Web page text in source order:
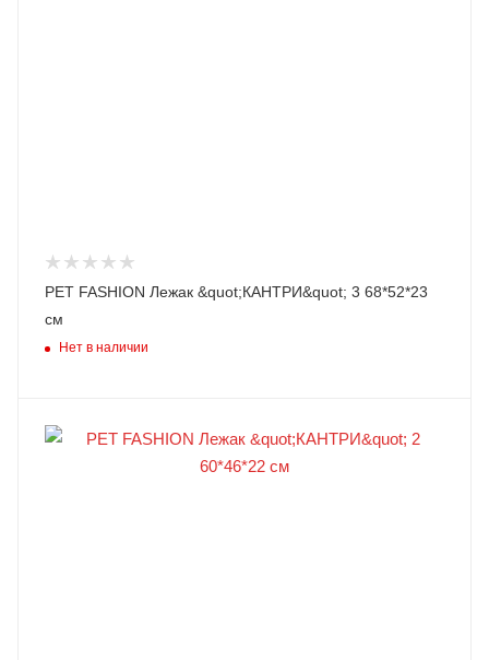
PET FASHION Лежак &quot;КАНТРИ&quot; 3 68*52*23
см
Нет в наличии